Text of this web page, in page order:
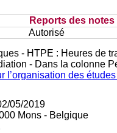
Reports des
Autorisé
- HTPE : Heures de
- Dans la colonne
l’organisation des
05/2019
Mons - Belgique